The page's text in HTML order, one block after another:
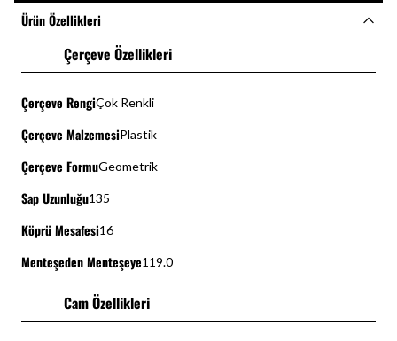
Ürün Özellikleri
Çerçeve Özellikleri
Çerçeve RengiÇok Renkli
Çerçeve MalzemesiPlastik
Çerçeve FormuGeometrik
Sap Uzunluğu135
Köprü Mesafesi16
Menteşeden Menteşeye119.0
Cam Özellikleri